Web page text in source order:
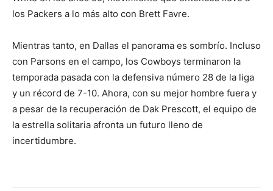
los Packers a lo más alto con Brett Favre.
Mientras tanto, en Dallas el panorama es sombrío. Incluso
con Parsons en el campo, los Cowboys terminaron la
temporada pasada con la defensiva número 28 de la liga
y un récord de 7-10. Ahora, con su mejor hombre fuera y
a pesar de la recuperación de Dak Prescott, el equipo de
la estrella solitaria afronta un futuro lleno de
incertidumbre.